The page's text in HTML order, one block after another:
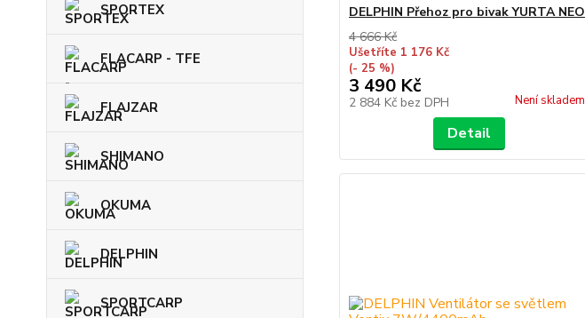
SPORTEX
FLACARP - TFE
FLAJZAR
SHIMANO
OKUMA
DELPHIN
SPORTCARP
DELPHIN Přehoz pro bivak YURTA NEO
4 666 Kč
Ušetříte 1 176 Kč
(- 25 %)
3 490 Kč
2 884 Kč bez DPH Není skladem
Detail